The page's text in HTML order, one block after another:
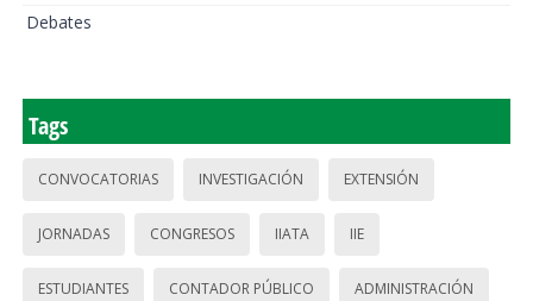
Debates
Tags
CONVOCATORIAS INVESTIGACIÓN EXTENSIÓN
JORNADAS CONGRESOS IIATA IIE
ESTUDIANTES CONTADOR PÚBLICO ADMINISTRACIÓN